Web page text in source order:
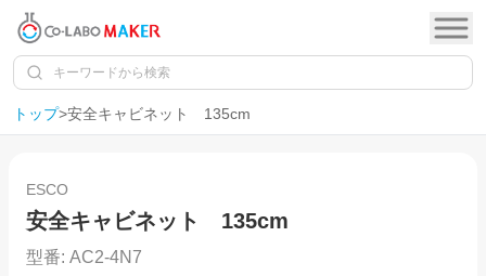
トップ>安全キャビネット 135cm
ESCO
安全キャビネット 135cm
型番: AC2-4N7